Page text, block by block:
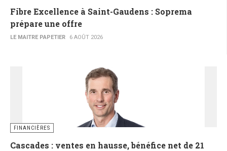
Fibre Excellence à Saint-Gaudens : Soprema
prépare une offre
LE MAITRE PAPETIER 6 AOÛT 2026
FINANCIÈRES
Cascades : ventes en hausse, bénéfice net de 21